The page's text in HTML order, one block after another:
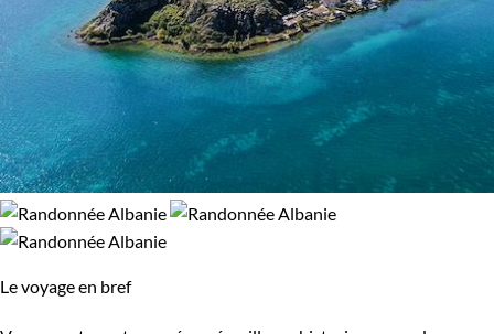
Le voyage en bref